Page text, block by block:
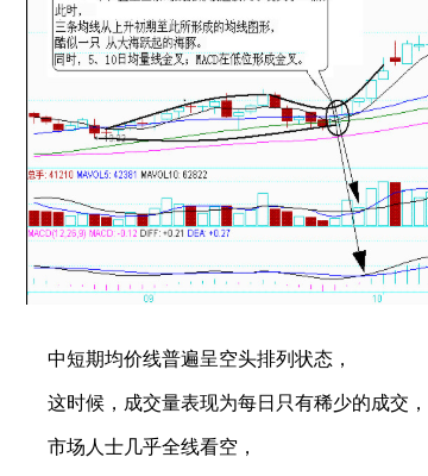
中短期均价线普遍呈空头排列状态，
这时候，成交量表现为每日只有稀少的成交，
市场人士几乎全线看空，